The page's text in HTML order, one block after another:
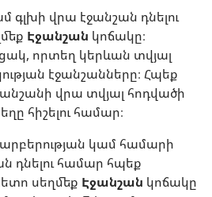
գլխի վրա էջանշան դնելու
Էջանշան կոճակը։
որտեղ կերևան տվյալ
էջանշանները։ Հպեք
վրա տվյալ հոդվածի
հիշելու համար։
կամ համարի
դնելու համար հպեք
սեղմեք Էջանշան կոճակը